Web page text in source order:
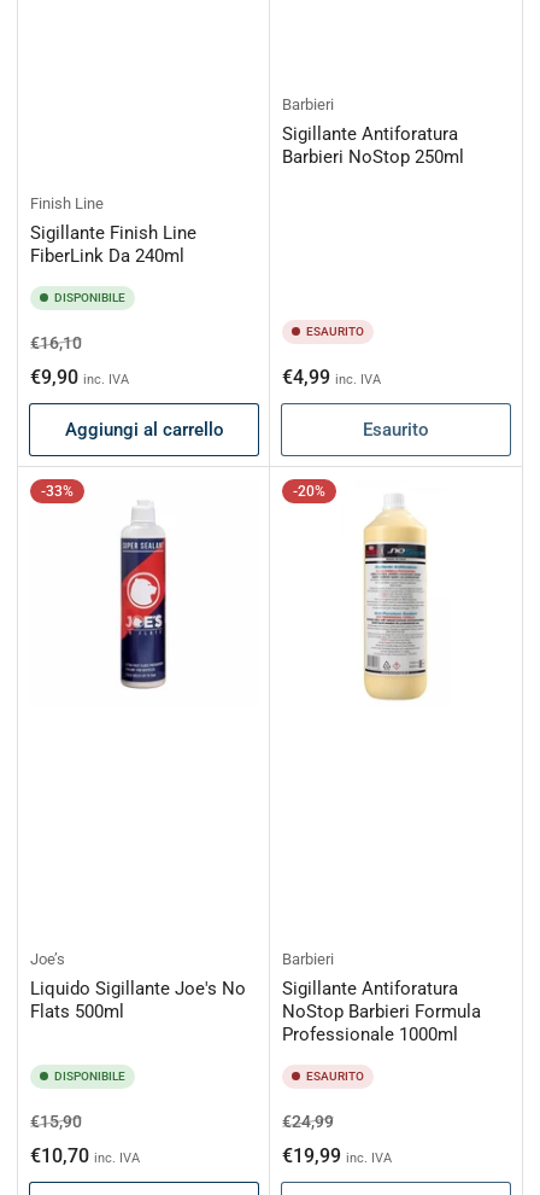
Finish Line
Sigillante Finish Line
FiberLink Da 240ml
DISPONIBILE
Prezzo
di
listino
€16,10Prezzo
scontato
€9,90 inc. IVA
Aggiungi al carrello
Barbieri
Sigillante Antiforatura
Barbieri NoStop 250ml
ESAURITO
Prezzo
di
€4,99 inc. IVA
Esaurito
-33%
Joe’s
Liquido Sigillante Joe's No
Flats 500ml
DISPONIBILE
Prezzo
di
listino
€15,90Prezzo
scontato
€10,70 inc. IVA
-20%
Barbieri
Sigillante Antiforatura
NoStop Barbieri Formula
Professionale 1000ml
ESAURITO
Prezzo
di
listino
€24,99Prezzo
scontato
€19,99 inc. IVA